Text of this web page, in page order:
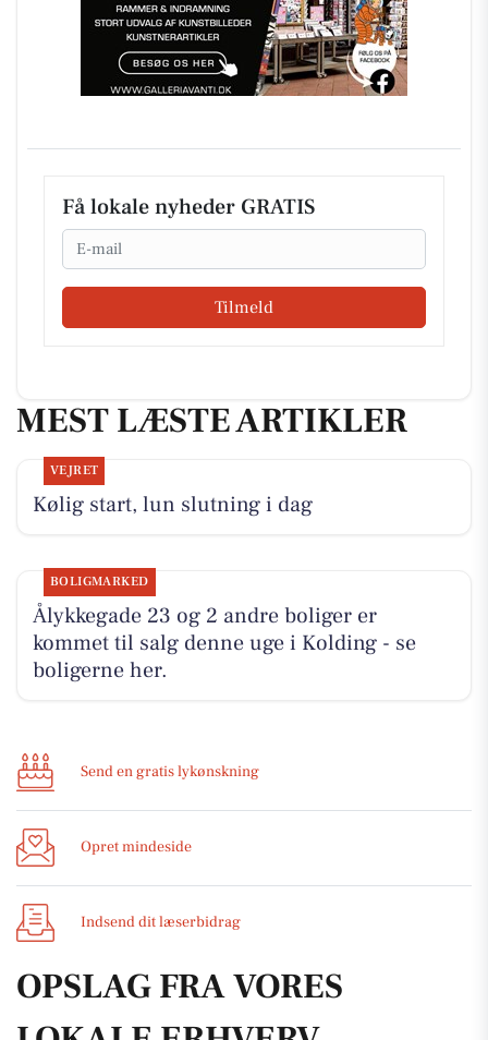
Få lokale nyheder GRATIS
Email
Tilmeld
MEST LÆSTE ARTIKLER
VEJRET
Kølig start, lun slutning i dag
BOLIGMARKED
Ålykkegade 23 og 2 andre boliger er
kommet til salg denne uge i Kolding - se
boligerne her.
Send en gratis lykønskning
Opret mindeside
Indsend dit læserbidrag
OPSLAG FRA VORES